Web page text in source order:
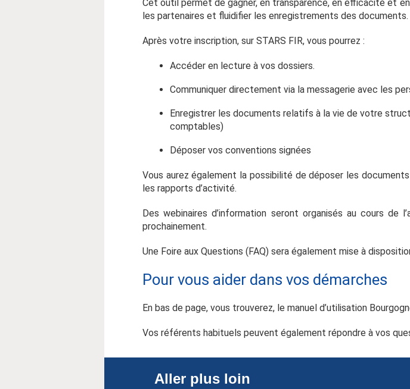
Cet outil permet de gagner, en transparence, en efficacité et
les partenaires et fluidifier les enregistrements des documents.
Après votre inscription, sur STARS FIR, vous pourrez :
Accéder en lecture à vos dossiers.
Communiquer directement via la messagerie avec les
Enregistrer les documents relatifs à la vie de votre
comptables)
Déposer vos conventions signées
Vous aurez également la possibilité de déposer les
les rapports d’activité.
Des webinaires d’information seront organisés au cours
prochainement.
Une Foire aux Questions (FAQ) sera également mise à
Pour vous aider dans vos démarches
En bas de page, vous trouverez, le manuel d’utilisation
Vos référents habituels peuvent également répondre à vos
Aller plus loin